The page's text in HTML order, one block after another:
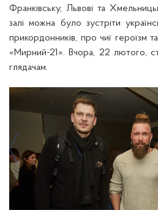
Франківську, Львові та
залі можна було зустріти
прикордонників, про чиї героїзм
«Мирний-21». Вчора, 22 лютого,
глядачам.